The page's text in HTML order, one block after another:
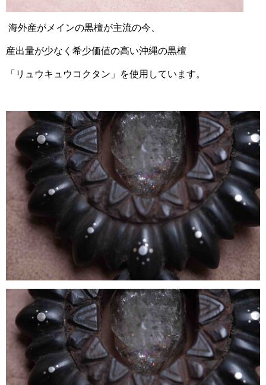
海外産がメインの黒檀が主流の今、
産出量が少なく希少価値の高い沖縄の黒檀
「リュウキュウコクタン」を使用しています。